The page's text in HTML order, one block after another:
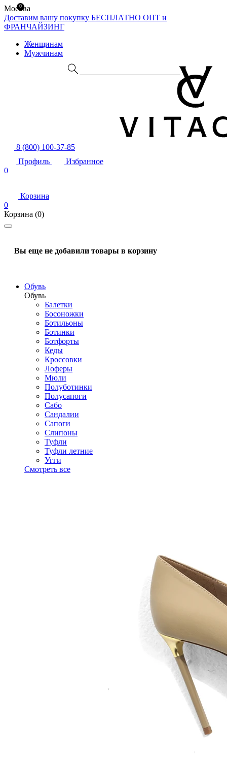
Москва
Доставим вашу покупку БЕСПЛАТНО ОПТ и
ФРАНЧАЙЗИНГ
Женщинам
Мужчинам
8 (800) 100-37-85
Профиль
Избранное
0
Корзина
0
Корзина (0)
Вы еще не добавили товары в корзину
Обувь
Обувь
Балетки
Босоножки
Ботильоны
Ботинки
Ботфорты
Кеды
Кроссовки
Лоферы
Мюли
Полуботинки
Полусапоги
Сабо
Сандалии
Сапоги
Слипоны
Туфли
Туфли летние
Угги
Смотреть все
0